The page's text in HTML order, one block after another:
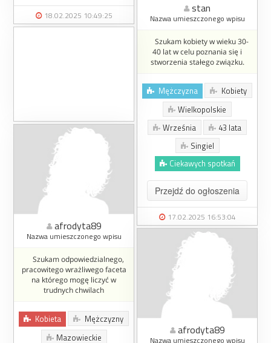
18.02.2025 10:49:25
stan
Nazwa umieszczonego wpisu
Szukam kobiety w wieku 30-
40 lat w celu poznania się i
stworzenia stałego związku.
Mężczyzna
Kobiety
Wielkopolskie
Września
43 lata
Singiel
Ciekawych spotkań
Przejdź do ogłoszenia
17.02.2025 16:53:04
afrodyta89
Nazwa umieszczonego wpisu
Szukam odpowiedzialnego,
pracowitego wrażliwego faceta
na którego mogę liczyć w
trudnych chwilach
Kobieta
Mężczyzny
Mazowieckie
afrodyta89
Nazwa umieszczonego wpisu